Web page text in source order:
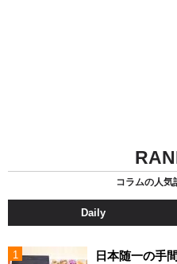
コラムの人気
Daily
日本随一の手